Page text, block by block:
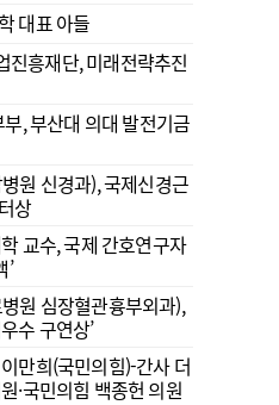
대표 아들
진흥재단, 미래전략추진
, 부산대 의대 발전기금
원 신경과), 국제신경근
상
교수, 국제 간호연구자
원 심장혈관흉부외과),
수 구연상’
만희(국민의힘)-간사 더
·국민의힘 백종헌 의원